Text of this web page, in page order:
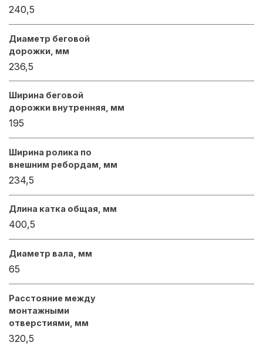
240,5
Диаметр беговой
дорожки, мм
236,5
Ширина беговой
дорожки внутренняя, мм
195
Ширина ролика по
внешним ребордам, мм
234,5
Длина катка общая, мм
400,5
Диаметр вала, мм
65
Расстояние между
монтажными
отверстиями, мм
320,5